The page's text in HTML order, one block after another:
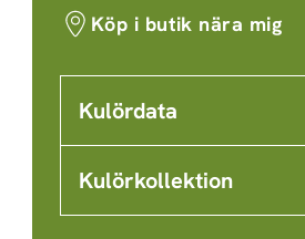
Köp i butik nära mig
Kulördata
Kulörkollektion